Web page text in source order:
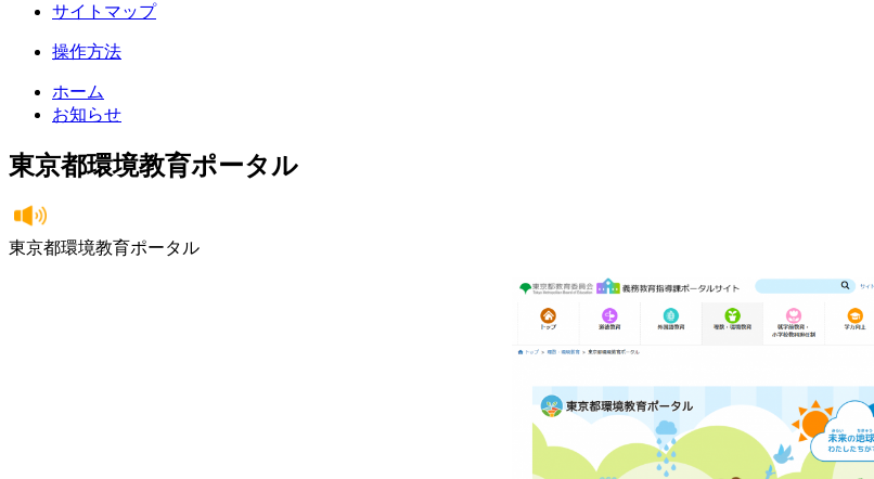
サイトマップ
操作方法
ホーム
お知らせ
東京都環境教育ポータル
東京都環境教育ポータル